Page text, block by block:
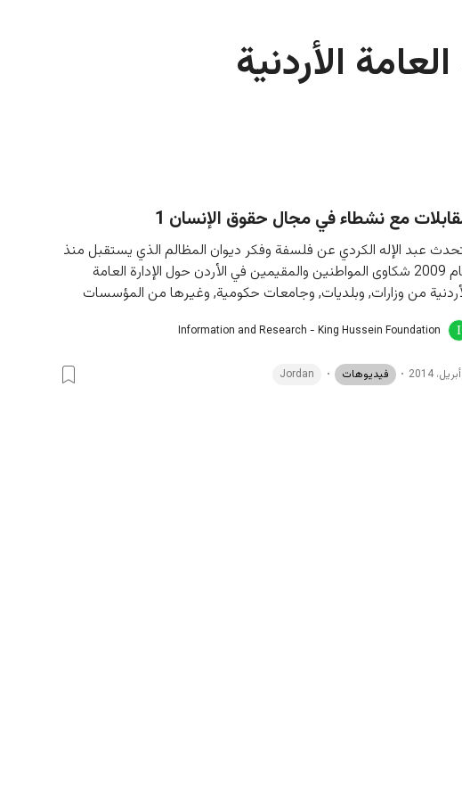
العامة الأردنية
مع نشطاء في مجال حقوق الإنسان 1
عبد الإله الكردي عن فلسفة وفكر ديوان المظالم الذي يستقبل منذ
عام 2009 شكاوى المواطنين والمقيمين في الأردن حول الإدارة العامة
من وزارات, وبلديات, وجامعات حكومية, وغيرها من المؤسسات
Information and Research - King Hussein Foundation
فيديوهات Jordan